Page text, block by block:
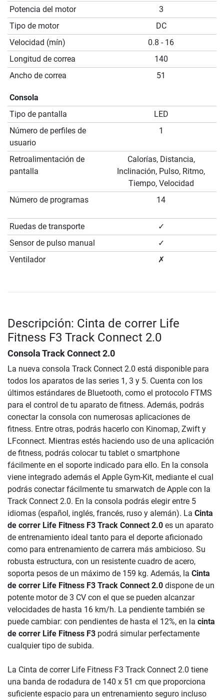
Potencia del motor
3
Tipo de motor
DC
Velocidad (mín)
0.8 - 16
Longitud de correa
140
Ancho de correa
51
Consola
Tipo de pantalla
LED
Número de perfiles de
usuario
1
Retroalimentación de
pantalla
Calorías, Distancia,
Inclinación, Pulso, Ritmo,
Tiempo, Velocidad
Número de programas
14
Ruedas de transporte
✓
Sensor de pulso manual
✓
Ventilador
✗
Descripción: Cinta de correr Life
Fitness F3 Track Connect 2.0
Consola Track Connect 2.0
La nueva consola Track Connect 2.0 está disponible para
todos los aparatos de las series 1, 3 y 5. Cuenta con los
últimos estándares de Bluetooth, como el protocolo FTMS
para el control de tu aparato de fitness. Además, podrás
conectar la consola con numerosas aplicaciones de
fitness. Entre otras, podrás hacerlo con Kinomap, Zwift y
LFconnect. Mientras estés haciendo uso de una aplicación
de fitness, podrás colocar tu tablet o smartphone
fácilmente en el soporte indicado para ello. En la consola
viene integrado además el Apple Gym-Kit, mediante el cual
podrás conectar fácilmente tu smarwatch de Apple con la
Track Connect 2.0. En la consola podrás elegir entre 5
idiomas (español, inglés, francés, ruso y alemán). La Cinta
de correr Life Fitness F3 Track Connect 2.0 es un aparato
de entrenamiento ideal tanto para el deporte aficionado
como para entrenamiento de carrera más ambicioso. Su
robusta estructura, con un resistente cuadro de acero,
soporta pesos de un máximo de 159 kg. Además, la Cinta
de correr Life Fitness F3 Track Connect 2.0 dispone de un
potente motor de 3 CV con el que se pueden alcanzar
velocidades de hasta 16 km/h. La pendiente también se
puede cambiar: con pendientes de hasta el 12%, en la cinta
de correr Life Fitness F3 podrá simular perfectamente
cualquier tipo de subida.
La Cinta de correr Life Fitness F3 Track Connect 2.0 tiene
una banda de rodadura de 140 x 51 cm que proporciona
suficiente espacio para un entrenamiento seguro incluso